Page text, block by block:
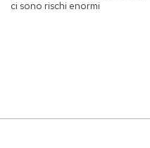
ci sono rischi enormi